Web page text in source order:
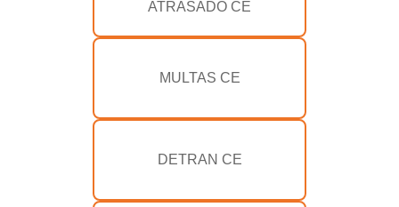
ATRASADO CE
MULTAS CE
DETRAN CE